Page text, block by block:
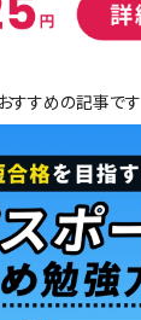
すすめの記事です